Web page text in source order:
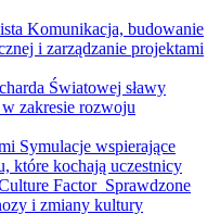
Komunikacja, budowanie
i zarządzanie projektami
Światowej sławy
zakresie rozwoju
Symulacje wspierające
które kochają uczestnicy
Factor Sprawdzone
i zmiany kultury